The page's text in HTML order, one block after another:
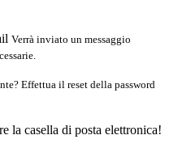
Verrà inviato un messaggio
Effettua il reset della password
la casella di posta elettronica!